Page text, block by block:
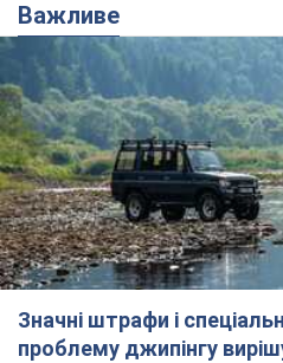
Важливе
Значні штрафи і
проблему джипінгу